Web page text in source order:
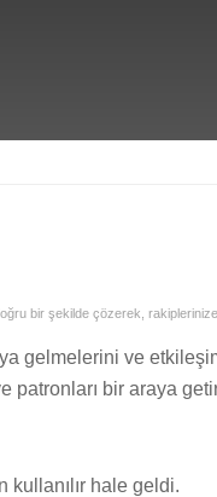
bir şekilde çözerek,
gelmelerini ve
patronları bir araya
kullanılır hale geldi.